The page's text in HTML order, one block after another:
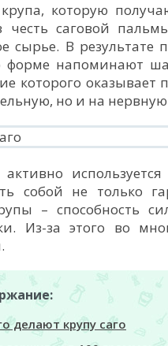
которую
честь саговой
сырье. В
форме напоминают
которого
но и на нервную
активно
собой не только
– способность
Из-за этого во
делают крупу саго